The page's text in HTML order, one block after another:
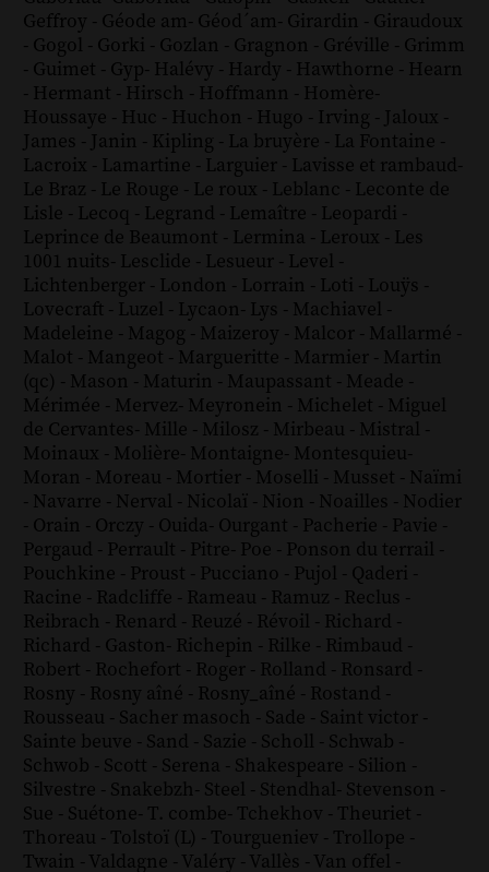
Geffroy - Géode am- Géod´am- Girardin - Giraudoux
- Gogol - Gorki - Gozlan - Gragnon - Gréville - Grimm
- Guimet - Gyp- Halévy - Hardy - Hawthorne - Hearn
- Hermant - Hirsch - Hoffmann - Homère-
Houssaye - Huc - Huchon - Hugo - Irving - Jaloux -
James - Janin - Kipling - La bruyère - La Fontaine -
Lacroix - Lamartine - Larguier - Lavisse et rambaud-
Le Braz - Le Rouge - Le roux - Leblanc - Leconte de
Lisle - Lecoq - Legrand - Lemaître - Leopardi -
Leprince de Beaumont - Lermina - Leroux - Les
1001 nuits- Lesclide - Lesueur - Level -
Lichtenberger - London - Lorrain - Loti - Louÿs -
Lovecraft - Luzel - Lycaon- Lys - Machiavel -
Madeleine - Magog - Maizeroy - Malcor - Mallarmé -
Malot - Mangeot - Margueritte - Marmier - Martin
(qc) - Mason - Maturin - Maupassant - Meade -
Mérimée - Mervez- Meyronein - Michelet - Miguel
de Cervantes- Mille - Milosz - Mirbeau - Mistral -
Moinaux - Molière- Montaigne- Montesquieu-
Moran - Moreau - Mortier - Moselli - Musset - Naïmi
- Navarre - Nerval - Nicolaï - Nion - Noailles - Nodier
- Orain - Orczy - Ouida- Ourgant - Pacherie - Pavie -
Pergaud - Perrault - Pitre- Poe - Ponson du terrail -
Pouchkine - Proust - Pucciano - Pujol - Qaderi -
Racine - Radcliffe - Rameau - Ramuz - Reclus -
Reibrach - Renard - Reuzé - Révoil - Richard -
Richard - Gaston- Richepin - Rilke - Rimbaud -
Robert - Rochefort - Roger - Rolland - Ronsard -
Rosny - Rosny aîné - Rosny_aîné - Rostand -
Rousseau - Sacher masoch - Sade - Saint victor -
Sainte beuve - Sand - Sazie - Scholl - Schwab -
Schwob - Scott - Serena - Shakespeare - Silion -
Silvestre - Snakebzh- Steel - Stendhal- Stevenson -
Sue - Suétone- T. combe- Tchekhov - Theuriet -
Thoreau - Tolstoï (L) - Tourgueniev - Trollope -
Twain - Valdagne - Valéry - Vallès - Van offel -